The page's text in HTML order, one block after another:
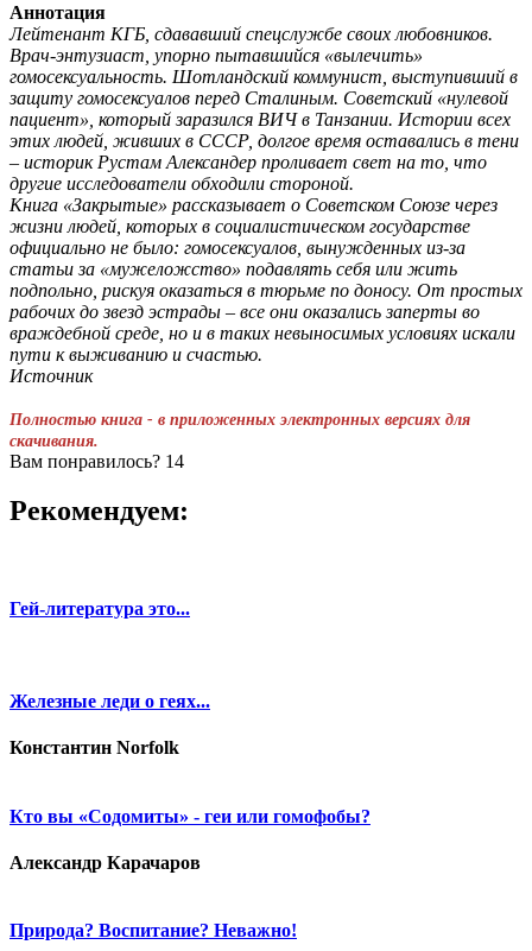
Аннотация
Лейтенант КГБ, сдававший спецслужбе своих любовников.
Врач-энтузиаст, упорно пытавшийся «вылечить»
гомосексуальность. Шотландский коммунист, выступивший в
защиту гомосексуалов перед Сталиным. Советский «нулевой
пациент», который заразился ВИЧ в Танзании. Истории всех
этих людей, живших в СССР, долгое время оставались в тени
– историк Рустам Александер проливает свет на то, что
другие исследователи обходили стороной.
Книга «Закрытые» рассказывает о Советском Союзе через
жизни людей, которых в социалистическом государстве
официально не было: гомосексуалов, вынужденных из-за
статьи за «мужеложство» подавлять себя или жить
подпольно, рискуя оказаться в тюрьме по доносу. От простых
рабочих до звезд эстрады – все они оказались заперты во
враждебной среде, но и в таких невыносимых условиях искали
пути к выживанию и счастью.
Источник​​​
Полностью книга - в приложенных электронных версиях для
скачивания.
Вам понравилось? 14
Рекомендуем:
Гей-литература это...
Железные леди о геях...
Константин Norfolk
Кто вы «Содомиты» - геи или гомофобы?
Александр Карачаров
Природа? Воспитание? Неважно!